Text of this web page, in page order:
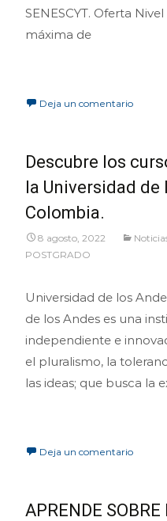
SENESCYT. Oferta
máxima de
Deja un comentario
Descubre los
la Universidad de
Colombia.
8 agosto, 2022
POSTGRADO
Universidad de los
de los Andes es una
independiente e
el pluralismo, la
las ideas; que busca la
Deja un comentario
APRENDE SOBRE